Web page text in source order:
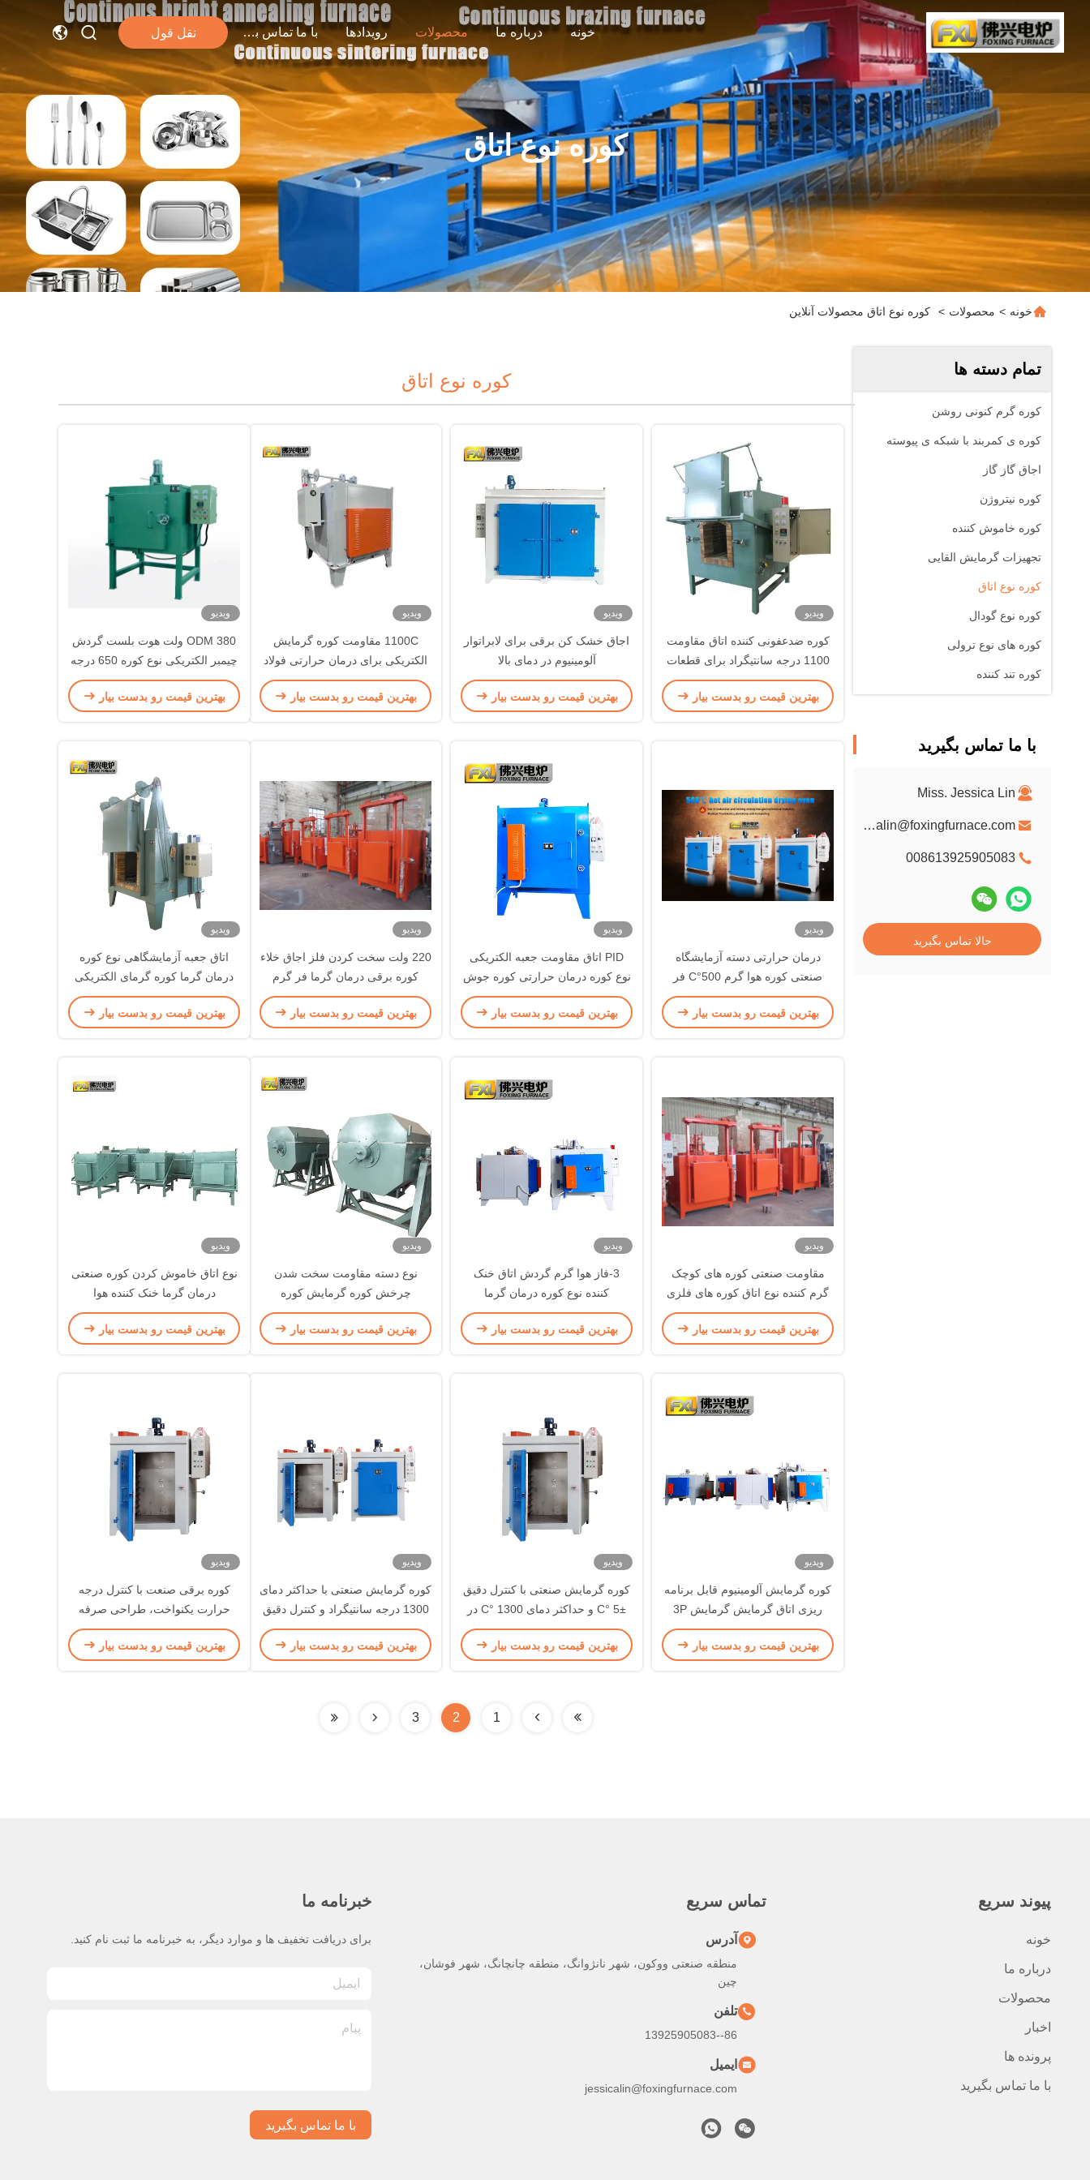
خونه درباره ما محصولات رویدادها با ما تماس بگیرید نقل قول
کوره نوع اتاق
خونه > محصولات > کوره نوع اتاق محصولات آنلاین
تمام دسته ها
کوره گرم کنونی روشن
کوره ی کمربند با شبکه ی پیوسته
اجاق گاز گاز
کوره نیتروژن
کوره خاموش کننده
تجهیزات گرمایش القایی
کوره نوع اتاق
کوره نوع گودال
کوره های نوع ترولی
کوره تند کننده
با ما تماس بگیرید
Miss. Jessica Lin
jessicalin@foxingfurnace.com
008613925905083
حالا تماس بگیرید
کوره نوع اتاق
ویدیو
کوره ضدعفونی کننده اتاق مقاومت
1100 درجه سانتیگراد برای قطعات
فلزی
بهترین قیمت رو بدست بیار
ویدیو
اجاق خشک کن برقی برای لابراتوار
آلومینیوم در دمای بالا
بهترین قیمت رو بدست بیار
ویدیو
1100C مقاومت کوره گرمایش
الکتریکی برای درمان حرارتی فولاد
خنک کردن نرمال کردن
بهترین قیمت رو بدست بیار
ویدیو
ODM 380 ولت هوت بلست گردش
چیمبر الکتریکی نوع کوره 650 درجه
سانتیگراد
بهترین قیمت رو بدست بیار
ویدیو
درمان حرارتی دسته آزمایشگاه
صنعتی کوره هوا گرم 500°C فر
خشک کن کوچک
بهترین قیمت رو بدست بیار
ویدیو
PID اتاق مقاومت جعبه الکتریکی
نوع کوره درمان حرارتی کوره جوش
بهترین قیمت رو بدست بیار
ویدیو
220 ولت سخت کردن فلز اجاق خلاء
کوره برقی درمان گرما فر گرم
بهترین قیمت رو بدست بیار
ویدیو
اتاق جعبه آزمایشگاهی نوع کوره
درمان گرما کوره گرمای الکتریکی
1200C
بهترین قیمت رو بدست بیار
ویدیو
مقاومت صنعتی کوره های کوچک
گرم کننده نوع اتاق کوره های فلزی
بهترین قیمت رو بدست بیار
ویدیو
3-فاز هوا گرم گردش اتاق خنک
کننده نوع کوره درمان گرما
بهترین قیمت رو بدست بیار
ویدیو
نوع دسته مقاومت سخت شدن
چرخش کوره گرمایش کوره
گرمایش برای پیچ ها
بهترین قیمت رو بدست بیار
ویدیو
نوع اتاق خاموش کردن کوره صنعتی
درمان گرما خنک کننده هوا
بهترین قیمت رو بدست بیار
ویدیو
کوره گرمایش آلومینیوم قابل برنامه
ریزی اتاق گرمایش گرمایش 3P
بهترین قیمت رو بدست بیار
ویدیو
کوره گرمایش صنعتی با کنترل دقیق
±5 °C و حداکثر دمای 1300 °C در
اندازه های اتاق قابل تنظیم
بهترین قیمت رو بدست بیار
ویدیو
کوره گرمایش صنعتی با حداکثر دمای
1300 درجه سانتیگراد و کنترل دقیق
±5 درجه سانتیگراد در اندازه های
اتاق قابل تنظیم
بهترین قیمت رو بدست بیار
ویدیو
کوره برقی صنعت با کنترل درجه
حرارت یکنواخت، طراحی صرفه
جویی در انرژی و حداکثر دمای 1300
درجه سانتیگراد
بهترین قیمت رو بدست بیار
1
2
3
پيوند سريع
خونه
درباره ما
محصولات
اخبار
پرونده ها
با ما تماس بگیرید
تماس سریع
آدرس
منطقه صنعتی ووکون، شهر نانژوانگ، منطقه چانچانگ، شهر فوشان،
چین
تلفن
86--13925905083
ایمیل
jessicalin@foxingfurnace.com
خبرنامه ما
برای دریافت تخفیف ها و موارد دیگر، به خبرنامه ما ثبت نام کنید.
با ما تماس بگیرید